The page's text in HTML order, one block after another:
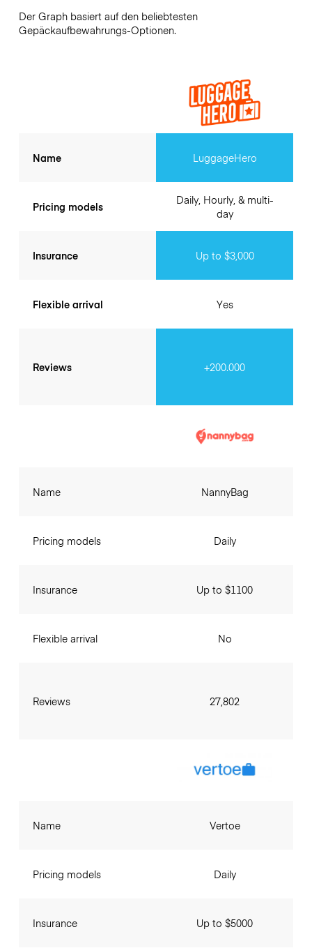
Der Graph basiert auf den beliebtesten
Gepäckaufbewahrungs-Optionen.
Name
Pricing models
Insurance
Flexible arrival
Reviews
LuggageHero
Daily, Hourly, & multi-
day
Up to $3,000
Yes
+200.000
Name
Pricing models
Insurance
Flexible arrival
Reviews
NannyBag
Daily
Up to $1100
No
27,802
Name
Pricing models
Insurance
Vertoe
Daily
Up to $5000